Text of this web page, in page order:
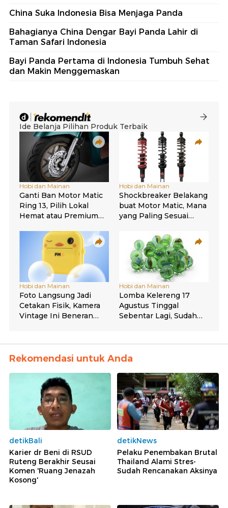
China Suka Indonesia Bisa Menjaga Panda
Bahagianya China Dengar Bayi Panda Lahir di
Taman Safari Indonesia
Bayi Panda Pertama di Indonesia Tumbuh Sehat
dan Makin Menggemaskan
Rekomendasi untuk Anda
detikBali
Karier dr Beni di RSUD
Ruteng Berakhir Seusai
Komen 'Ruang Jenazah
Kosong'
detikNews
Pelaku Penembakan Brutal
Thailand Alami Stres-
Sudah Rencanakan Aksinya